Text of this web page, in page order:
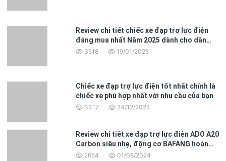
Điều này không hoàn toàn đúng.
Dahon lựa chọn thép hợp kim 4130 Chromoly cho
Boardwalk D7 vì một lý do rất rõ ràng:
Review chi tiết chiếc xe đạp trợ lực điện
đáng mua nhất Năm 2025 dành cho dân
văn phòng
3518 19/01/2025
Chiếc xe đạp trợ lực điện tốt nhất chính là
chiếc xe phù hợp nhất với nhu cầu của bạn
3417 24/12/2024
Review chi tiết xe đạp trợ lực điện ADO A20
Carbon siêu nhẹ, động cơ BAFANG hoàn
toàn mới
2654 01/08/2024